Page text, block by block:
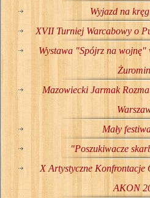
Wyjazd na
XVII Turniej Warcabowy o
Wystawa "Spójrz na
Mazowiecki Jarmak
Mały
"Poszukiwacze
X Artystyczne Konfrontacje
AKON